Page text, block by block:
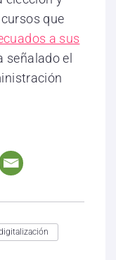
que
a sus
señalado el